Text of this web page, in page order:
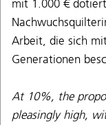
mit 1.000 €
Arbeit, die sich
Generationen
At 10%, the
pleasingly high,